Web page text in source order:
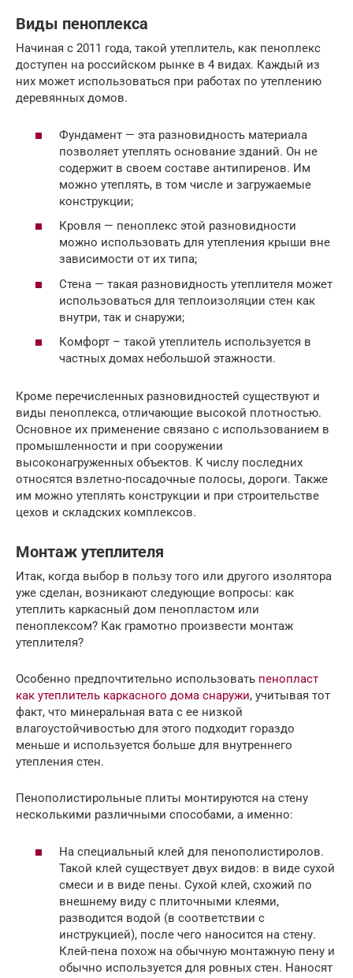
Виды пеноплекса
Начиная с 2011 года, такой утеплитель, как пеноплекс
доступен на российском рынке в 4 видах. Каждый из
них может использоваться при работах по утеплению
деревянных домов.
Фундамент — эта разновидность материала
позволяет утеплять основание зданий. Он не
содержит в своем составе антипиренов. Им
можно утеплять, в том числе и загружаемые
конструкции;
Кровля — пеноплекс этой разновидности
можно использовать для утепления крыши вне
зависимости от их типа;
Стена — такая разновидность утеплителя может
использоваться для теплоизоляции стен как
внутри, так и снаружи;
Комфорт – такой утеплитель используется в
частных домах небольшой этажности.
Кроме перечисленных разновидностей существуют и
виды пеноплекса, отличающие высокой плотностью.
Основное их применение связано с использованием в
промышленности и при сооружении
высоконагруженных объектов. К числу последних
относятся взлетно-посадочные полосы, дороги. Также
им можно утеплять конструкции и при строительстве
цехов и складских комплексов.
Монтаж утеплителя
Итак, когда выбор в пользу того или другого изолятора
уже сделан, возникают следующие вопросы: как
утеплить каркасный дом пенопластом или
пеноплексом? Как грамотно произвести монтаж
утеплителя?
Особенно предпочтительно использовать пенопласт
как утеплитель каркасного дома снаружи, учитывая тот
факт, что минеральная вата с ее низкой
влагоустойчивостью для этого подходит гораздо
меньше и используется больше для внутреннего
утепления стен.
Пенополистирольные плиты монтируются на стену
несколькими различными способами, а именно:
На специальный клей для пенополистиролов.
Такой клей существует двух видов: в виде сухой
смеси и в виде пены. Сухой клей, схожий по
внешнему виду с плиточными клеями,
разводится водой (в соответствии с
инструкцией), после чего наносится на стену.
Клей-пена похож на обычную монтажную пену и
обычно используется для ровных стен. Наносят